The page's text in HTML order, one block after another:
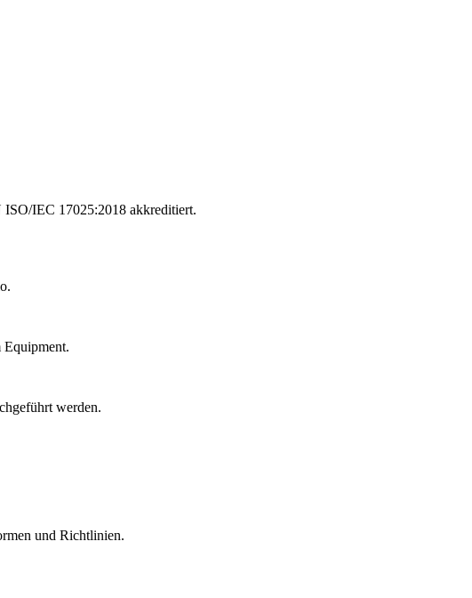
IEC 17025:2018 akkreditiert.
Equipment.
werden.
und Richtlinien.